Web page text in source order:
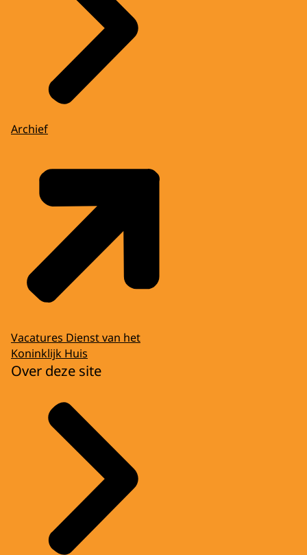
Archief
Vacatures Dienst van het
Koninklijk Huis
Over deze site